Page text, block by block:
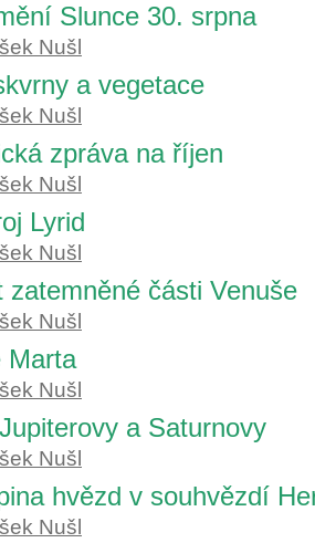
Slunce 30. srpna
Nušl
a vegetace
Nušl
zpráva na říjen
Nušl
Lyrid
Nušl
zatemněné části Venuše
Nušl
Marta
Nušl
a Saturnovy
Nušl
hvězd v souhvězdí
Nušl